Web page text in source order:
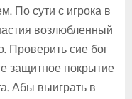
По сути с игрока в
возлюбленный
Проверить сие бог
защитное покрытие
Абы выиграть в